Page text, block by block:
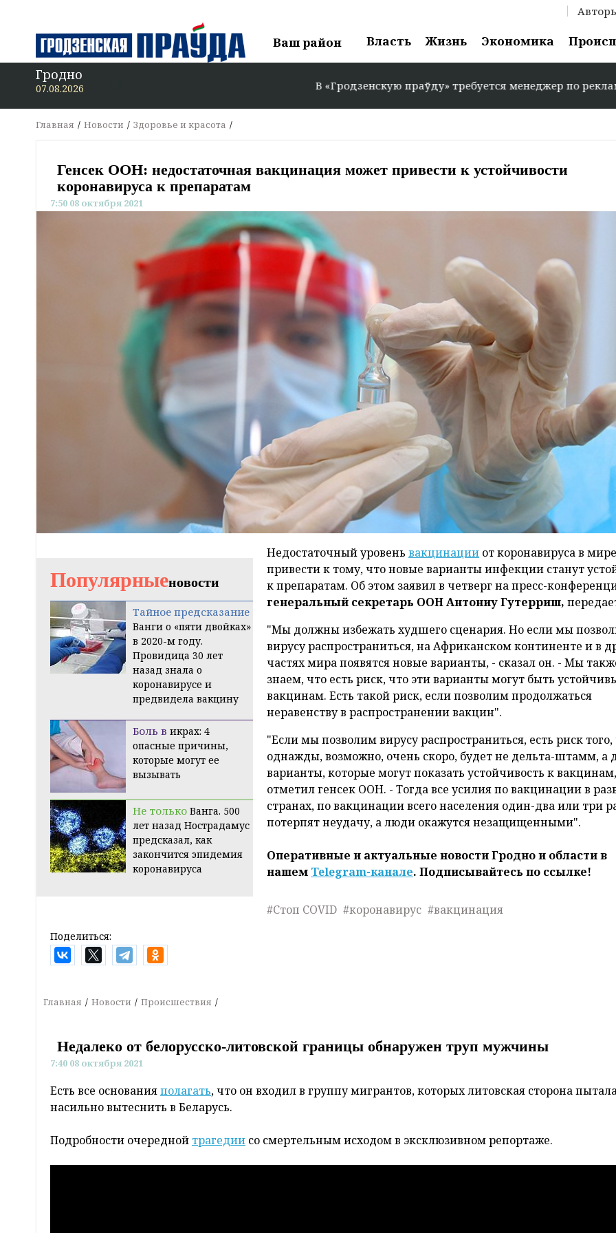
Ваш район Власть Жизнь Экономика
Гродно
07.08.2026 В «Гродзенскую праўду» требуется менеджер по рекламе:
Главная Новости Здоровье и красота
Генсек ООН: недостаточная вакцинация может привести к устойчивости
коронавируса к препаратам
7:50 08 октября 2021
Популярныеновости
Тайное предсказание
Ванги о «пяти двойках»
в 2020-м году.
Провидица 30 лет
назад знала о
коронавирусе и
предвидела вакцину
Боль в икрах: 4
опасные причины,
которые могут ее
вызывать
Не только Ванга. 500
лет назад Нострадамус
предсказал, как
закончится эпидемия
коронавируса
Недостаточный уровень вакцинации от коронавируса в
привести к тому, что новые варианты инфекции станут
к препаратам. Об этом заявил в четверг на пресс-
генеральный секретарь ООН Антониу Гутерриш,
"Мы должны избежать худшего сценария. Но если мы
вирусу распространиться, на Африканском континенте и в
частях мира появятся новые варианты, - сказал он. - Мы
знаем, что есть риск, что эти варианты могут быть
вакцинам. Есть такой риск, если позволим продолжаться
неравенству в распространении вакцин".
"Если мы позволим вирусу распространиться, есть риск того,
однажды, возможно, очень скоро, будет не дельта-штамм, а
варианты, которые могут показать устойчивость к
отметил генсек ООН. - Тогда все усилия по вакцинации в
странах, по вакцинации всего населения один-два или три
потерпят неудачу, а люди окажутся незащищенными".
Оперативные и актуальные новости Гродно и области в
нашем Telegram-канале. Подписывайтесь по ссылке!
#Стоп COVID #коронавирус #вакцинация
Поделиться:
Главная Новости Происшествия
Недалеко от белорусско-литовской границы обнаружен труп мужчины
7:40 08 октября 2021
Есть все основанияполагать, что он входил в группу мигрантов, которых литовская сторона
насильно вытеснить в Беларусь.
Подробности очередной трагедии со смертельным исходом в эксклюзивном репортаже.